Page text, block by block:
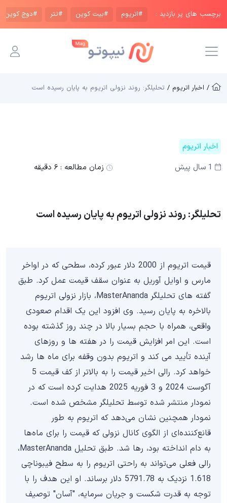
برچسب های پر بازدید : #اتریوم #بیت کوین #تتر #دوج کوین
/ اخبار اتریوم / تحلیلگر: روند نزولی اتریوم به پایان رسیده است
اخبار اتریوم
1 سال پیش
زمان مطالعه : ۶ دقیقه
تحلیلگر: روند نزولی اتریوم به پایان رسیده است
قیمت اتریوم از 2000 دلار عبور کرده، سطحی که در اواخر
مارس و اوایل آوریل به عنوان سقف قیمت عمل کرد. طبق
گفته های تحلیلگر MasterAnanda، بازار نزولی اتریوم
بالاخره به پایان رسید. وی افزود این یک اقدام صعودی
واقعی، همراه با حجم بسیار بالا در چند روز گذشته بوده
است. این امر افزایش قیمت را در هفته ها و روزهای
آینده تأیید می کند و اتریوم بدون وقفه برای ماه ها رشد
خواهد کرد. رالی اخیر قیمت را به بالاتر از کف قیمت‌ 5
آگوست 2024 و 3 فوریه 2025 هدایت کرده است که در
نمودار منتشر شده توسط تحلیلگر مشخص شده است.
نمودار همچنین نشان می‌دهد که اتریوم به طور
قانع‌کننده‌ای از الگوی کانال نزولی که قیمت را برای ماه‌ها
به دام انداخته بود، رها شد. طبق تحلیل MasterAnanda،
رالی فعلی می‌تواند به راحتی اتریوم را به سطح فیبوناچی
1.618 نزدیک به 5791.78 دلار برساند. او این هدف را با
توجه به قدرت شکست و جریان سرمایه، "آسان" توصیف